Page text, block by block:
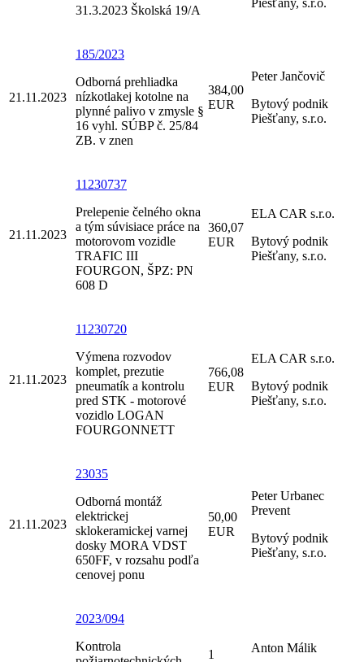
31.3.2023 Školská 19/A
21.11.2023
185/2023
Odborná prehliadka
nízkotlakej kotolne na
plynné palivo v zmysle §
16 vyhl. SÚBP č. 25/84
ZB. v znen
384,00
EUR
Peter Jančovič
Bytový podnik
Piešťany, s.r.o.
21.11.2023
11230737
Prelepenie čelného okna
a tým súvisiace práce na
motorovom vozidle
TRAFIC III
FOURGON, ŠPZ: PN
608 D
360,07
EUR
ELA CAR s.r.o.
Bytový podnik
Piešťany, s.r.o.
21.11.2023
11230720
Výmena rozvodov
komplet, prezutie
pneumatík a kontrolu
pred STK - motorové
vozidlo LOGAN
FOURGONNETT
766,08
EUR
ELA CAR s.r.o.
Bytový podnik
Piešťany, s.r.o.
21.11.2023
23035
Odborná montáž
elektrickej
sklokeramickej varnej
dosky MORA VDST
650FF, v rozsahu podľa
cenovej ponu
50,00
EUR
Peter Urbanec
Prevent
Bytový podnik
Piešťany, s.r.o.
2023/094
Kontrola
1
Anton Málik